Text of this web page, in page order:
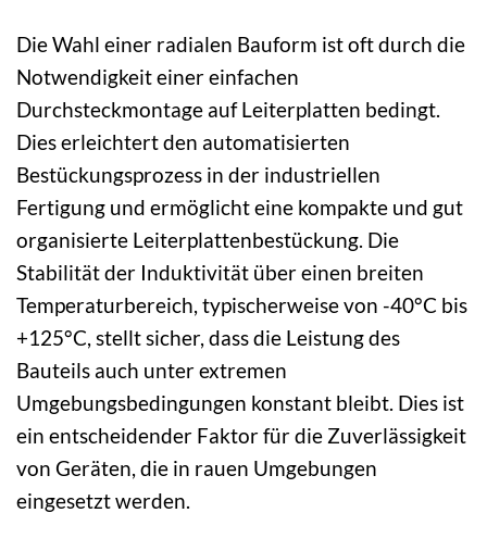
Die Wahl einer radialen Bauform ist oft durch die
Notwendigkeit einer einfachen
Durchsteckmontage auf Leiterplatten bedingt.
Dies erleichtert den automatisierten
Bestückungsprozess in der industriellen
Fertigung und ermöglicht eine kompakte und gut
organisierte Leiterplattenbestückung. Die
Stabilität der Induktivität über einen breiten
Temperaturbereich, typischerweise von -40°C bis
+125°C, stellt sicher, dass die Leistung des
Bauteils auch unter extremen
Umgebungsbedingungen konstant bleibt. Dies ist
ein entscheidender Faktor für die Zuverlässigkeit
von Geräten, die in rauen Umgebungen
eingesetzt werden.